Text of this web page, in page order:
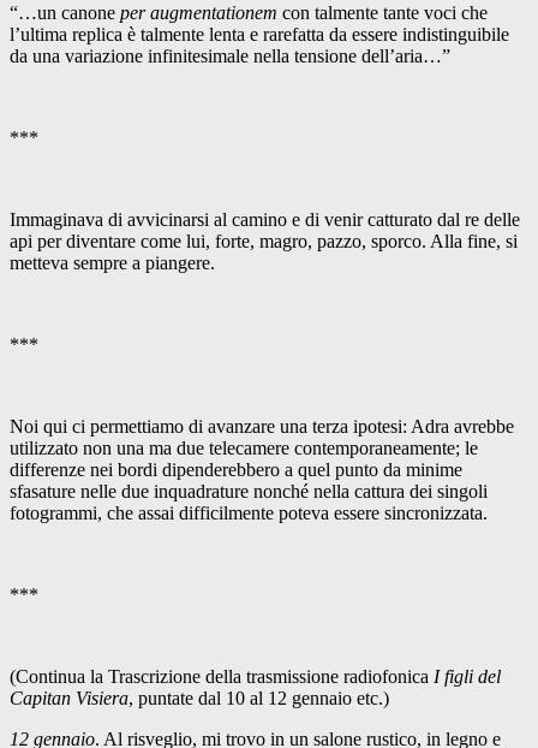
“…un canone per augmentationem con talmente tante voci che
l’ultima replica è talmente lenta e rarefatta da essere indistinguibile
da una variazione infinitesimale nella tensione dell’aria…”
***
Immaginava di avvicinarsi al camino e di venir catturato dal re delle
api per diventare come lui, forte, magro, pazzo, sporco. Alla fine, si
metteva sempre a piangere.
***
Noi qui ci permettiamo di avanzare una terza ipotesi: Adra avrebbe
utilizzato non una ma due telecamere contemporaneamente; le
differenze nei bordi dipenderebbero a quel punto da minime
sfasature nelle due inquadrature nonché nella cattura dei singoli
fotogrammi, che assai difficilmente poteva essere sincronizzata.
***
(Continua la Trascrizione della trasmissione radiofonica I figli del
Capitan Visiera, puntate dal 10 al 12 gennaio etc.)
12 gennaio. Al risveglio, mi trovo in un salone rustico, in legno e